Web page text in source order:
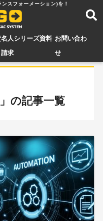
名人シリーズ資料
請求
お問い合わ
せ
の記事一覧